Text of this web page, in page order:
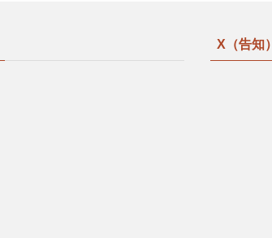
X（告知）